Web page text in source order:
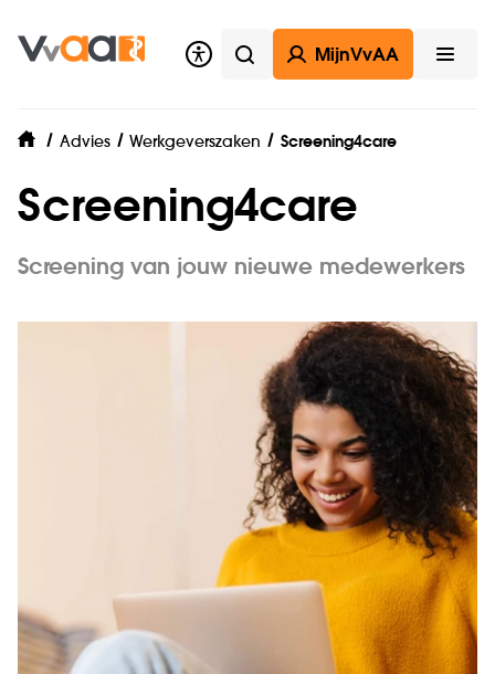
Zoeken
MijnVvAA
home
Advies Werkgeverszaken Screening4care
Screening4care
Screening van jouw nieuwe medewerkers